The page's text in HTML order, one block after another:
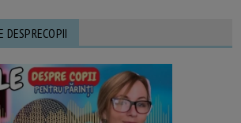
DESPRECOPII